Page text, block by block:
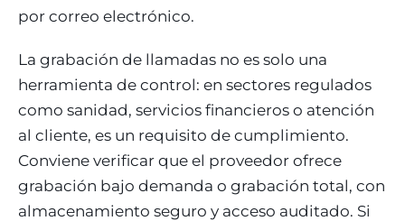
por correo electrónico.
La grabación de llamadas no es solo una
herramienta de control: en sectores regulados
como sanidad, servicios financieros o atención
al cliente, es un requisito de cumplimiento.
Conviene verificar que el proveedor ofrece
grabación bajo demanda o grabación total, con
almacenamiento seguro y acceso auditado. Si